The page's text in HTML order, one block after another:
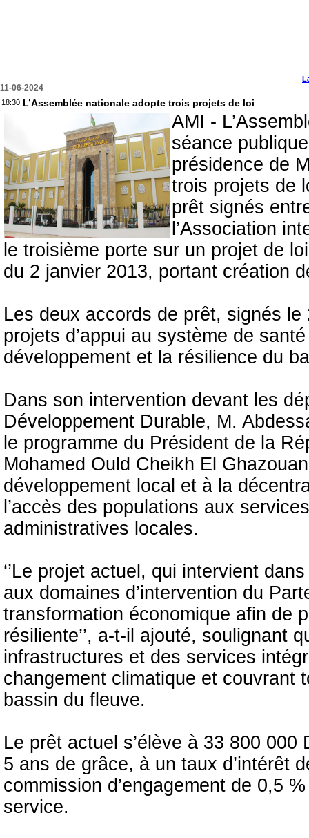
11-06-2024
18:30 L’Assemblée nationale adopte trois projets de loi
AMI -
séance
présidence de
trois projets de
prêt signés
l’Association
le troisième porte sur un projet de
du 2 janvier 2013, portant création
Les deux accords de prêt, signés
projets d’appui au système de
développement et la résilience du
Dans son intervention devant les
Développement Durable, M.
le programme du Président de la
Mohamed Ould Cheikh El
développement local et à la
l’accès des populations aux
administratives locales.
‘’Le projet actuel, qui intervient
aux domaines d’intervention du
transformation économique afin de
résiliente’’, a-t-il ajouté, soulignant
infrastructures et des services
changement climatique et couvrant
bassin du fleuve.
Le prêt actuel s’élève à 33 800
5 ans de grâce, à un taux d’intérêt
commission d’engagement de 0,5
service.